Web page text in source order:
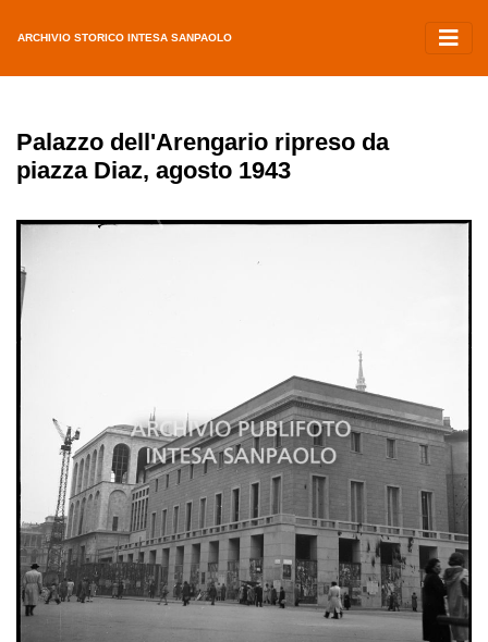
ARCHIVIO STORICO INTESA SANPAOLO
Palazzo dell'Arengario ripreso da
piazza Diaz, agosto 1943